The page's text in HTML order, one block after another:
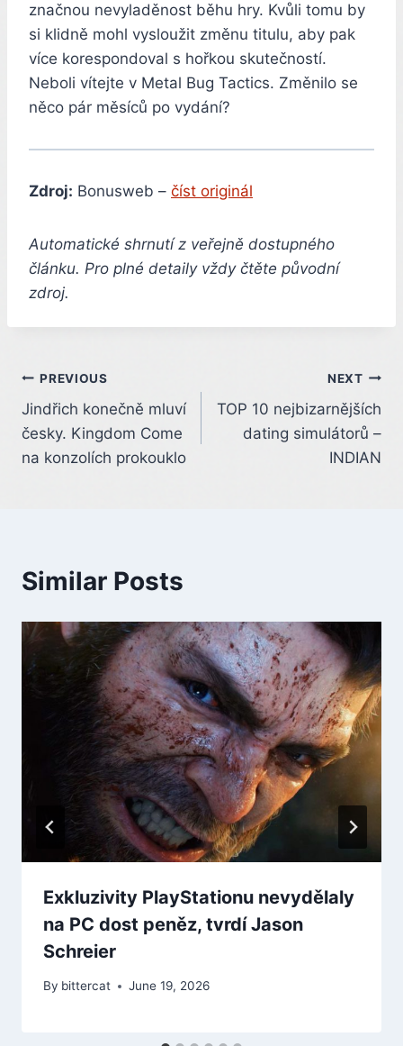
značnou nevyladěnost běhu hry. Kvůli tomu by
si klidně mohl vysloužit změnu titulu, aby pak
více korespondoval s hořkou skutečností.
Neboli vítejte v Metal Bug Tactics. Změnilo se
něco pár měsíců po vydání?
Zdroj: Bonusweb – číst originál
Automatické shrnutí z veřejně dostupného
článku. Pro plné detaily vždy čtěte původní
zdroj.
Post
navigation
PREVIOUS
Jindřich konečně mluví
česky. Kingdom Come
na konzolích prokouklo
NEXT
TOP 10 nejbizarnějších
dating simulátorů –
INDIAN
Similar Posts
Exkluzivity PlayStationu nevydělaly
na PC dost peněz, tvrdí Jason
Schreier
By bittercat June 19, 2026